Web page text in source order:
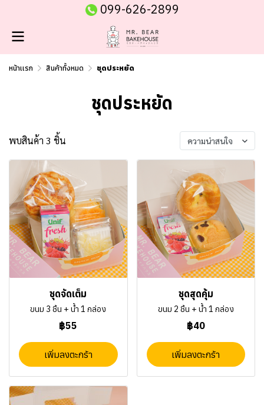
099-626-2899
หน้าเเรก สินค้าทั้งหมด ชุดประหยัด
ชุดประหยัด
พบสินค้า 3 ชิ้น ความน่าสนใจ
ชุดจัดเต็ม
ขนม 3 ชิ้น + น้ำ 1 กล่อง
฿55
เพิ่มลงตะกร้า
ชุดสุดคุ้ม
ขนม 2 ชิ้น + น้ำ 1 กล่อง
฿40
เพิ่มลงตะกร้า